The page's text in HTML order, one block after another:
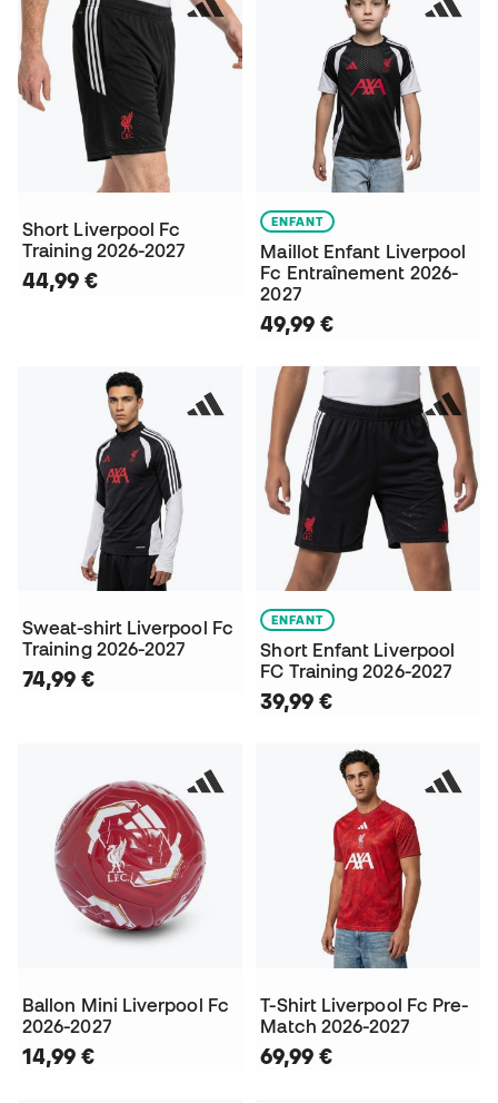
Short Liverpool Fc
Training 2026-2027
44,99 €
ENFANT
Maillot Enfant Liverpool
Fc Entraînement 2026-
2027
49,99 €
Sweat-shirt Liverpool Fc
Training 2026-2027
74,99 €
ENFANT
Short Enfant Liverpool
FC Training 2026-2027
39,99 €
Ballon Mini Liverpool Fc
2026-2027
14,99 €
T-Shirt Liverpool Fc Pre-
Match 2026-2027
69,99 €